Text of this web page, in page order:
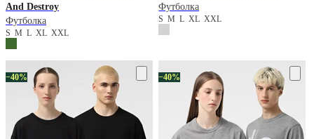
And Destroy
Футболка
S M L XL XXL
Футболка
SMLXLXXL
−40% −40%